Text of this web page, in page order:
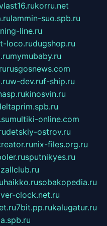
korru.net
lammin-suo.spb.ru
line.ru
loco.rudugshop.ru
mymubaby.ru
rusgosnews.com
w-dev.ruf-ship.ru
kinosvin.ru
multiki-online.com
detskiy-ostrov.ru
nix-files.org.ru
sputnikyes.ru
zallclub.ru
haikko.rusobakopedia.ru
clock.net.ru
7bit.pp.rukalugatur.ru